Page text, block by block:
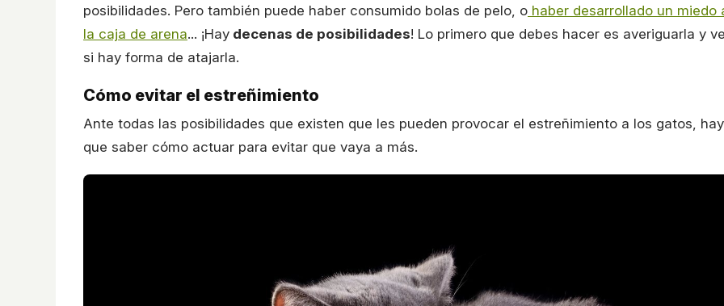
posibilidades. Pero también puede haber consumido bolas de pelo, o haber desarrollado un miedo
la caja de arena... ¡Hay decenas de posibilidades! Lo primero que debes hacer es averiguarla y
si hay forma de atajarla.
Cómo evitar el estreñimiento
Ante todas las posibilidades que existen que les pueden provocar el estreñimiento a los gatos, hay
que saber cómo actuar para evitar que vaya a más.